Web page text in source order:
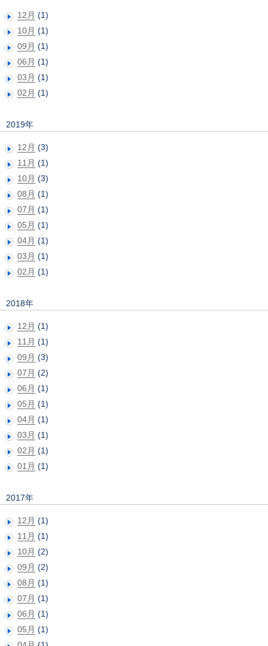
12月 (1)
10月 (1)
09月 (1)
06月 (1)
03月 (1)
02月 (1)
2019年
12月 (3)
11月 (1)
10月 (3)
08月 (1)
07月 (1)
05月 (1)
04月 (1)
03月 (1)
02月 (1)
2018年
12月 (1)
11月 (1)
09月 (3)
07月 (2)
06月 (1)
05月 (1)
04月 (1)
03月 (1)
02月 (1)
01月 (1)
2017年
12月 (1)
11月 (1)
10月 (2)
09月 (2)
08月 (1)
07月 (1)
06月 (1)
05月 (1)